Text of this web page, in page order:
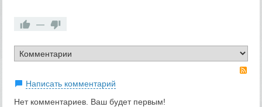
—
Написать комментарий
Нет комментариев. Ваш будет первым!